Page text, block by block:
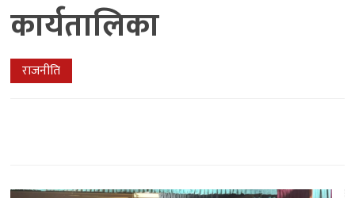
कार्यतालिका
राजनीति